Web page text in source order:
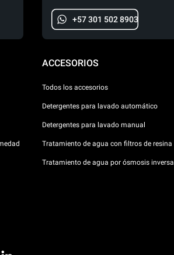
+57 301 502 8903
ACCESORIOS
Todos los accesorios
Detergentes para lavado automático
Detergentes para lavado manual
Tratamiento de agua con filtros de resina
Tratamiento de agua por ósmosis inversa